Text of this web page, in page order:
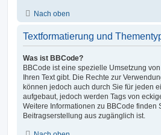
Nach oben
Textformatierung und
Was ist BBCode?
BBCode ist eine spezielle Umsetzung
Ihren Text gibt. Die Rechte zur
können jedoch auch durch Sie für jeden
aufgebaut, jedoch werden Tags von
Weitere Informationen zu BBCode
Beitragserstellung aus zugänglich ist.